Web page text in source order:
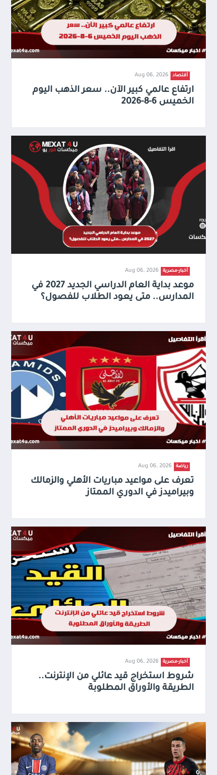
أقتصاد Aug 06, 2026
ارتفاع عالمي كبير الآن.. سعر الذهب اليوم
الخميس 6-8-2026
أخبار-مصرية Aug 06, 2026
موعد بداية العام الدراسي الجديد 2027 في
المدارس.. متى يعود الطلاب للفصول؟
رياضة Aug 06, 2026
تعرف على مواعيد مباريات الأهلي والزمالك
وبيراميدز في الدوري الممتاز
أخبار-مصرية Aug 06, 2026
شروط استخراج قيد عائلي من الإنترنت..
الطريقة والأوراق المطلوبة